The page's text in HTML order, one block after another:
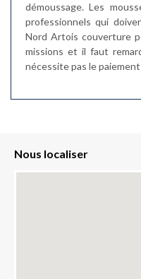
démoussage. Les
professionnels qui
Nord Artois couverture
missions et il faut
nécessite pas le
Nous localiser